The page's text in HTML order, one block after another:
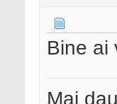
Bine ai
Mai